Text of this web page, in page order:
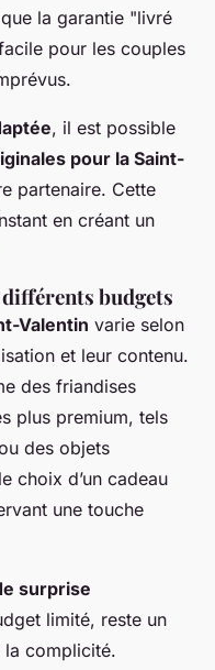
la garantie "livré
pour les couples
, il est possible
pour la Saint-
partenaire. Cette
en créant un
budgets
Valentin varie selon
et leur contenu.
des friandises
plus premium, tels
des objets
choix d’un cadeau
une touche
surprise
limité, reste un
complicité.